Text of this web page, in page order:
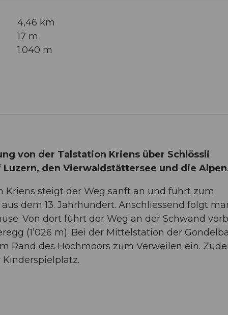
4,46 km
17 m
1.040 m
von der Talstation Kriens über Schlössli
den Vierwaldstättersee und die
Kriens steigt der Weg sanft an und führt zum
dem 13. Jahrhundert. Anschliessend folgt
Von dort führt der Weg an der Schwand
(1’026 m). Bei der Mittelstation der
Rand des Hochmoors zum Verweilen ein.
Kinderspielplatz.